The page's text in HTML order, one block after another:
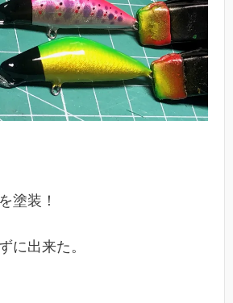
塗装！
に出来た。